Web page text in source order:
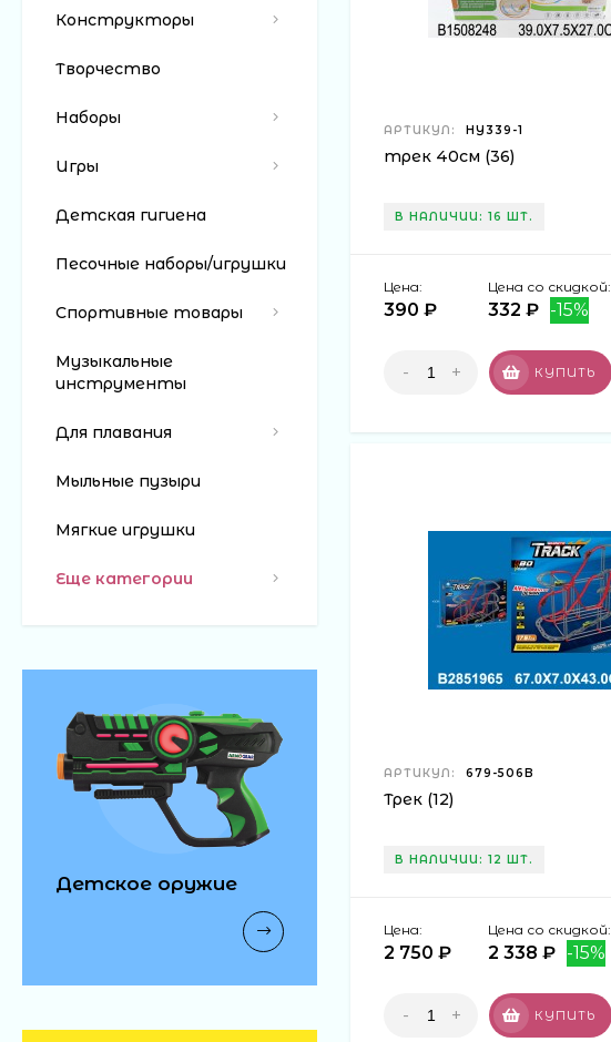
АРТИКУЛ: HY339-1
трек 40см (36)
В НАЛИЧИИ: 16 ШТ.
Цена:
390 ₽
Цена со скидкой:
332 ₽ -15%
- + КУПИТЬ
АРТИКУЛ: 679-506B
Трек (12)
В НАЛИЧИИ: 12 ШТ.
Цена:
2 750 ₽
Цена со скидкой:
2 338 ₽ -15%
- + КУПИТЬ
Конструкторы
Творчество
Наборы
Игры
Детская гигиена
Песочные наборы/игрушки
Спортивные товары
Музыкальные
инструменты
Для плавания
Мыльные пузыри
Мягкие игрушки
Еще категории
Детское оружие